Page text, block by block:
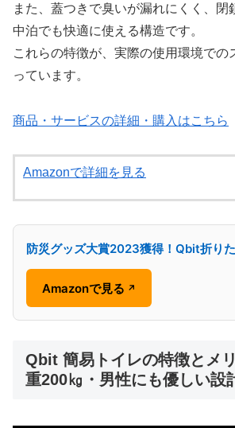
また、蓋つきで臭いが漏れにくく、閉
中泊でも快適に使える構造です。
これらの特徴が、実際の使用環境での
っています。
商品・サービスの詳細・購入はこちら
Amazonで詳細を見る
防災グッズ大賞2023獲得！Qbit折り
Amazonで見る ↗
Qbit 簡易トイレの特徴とメ
重200㎏・男性にも優しい設